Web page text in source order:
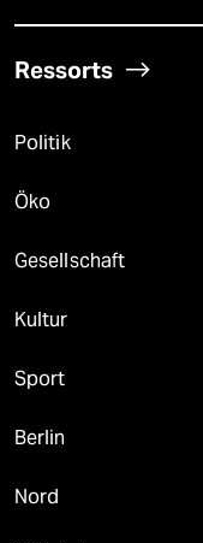
Ressorts
Politik
Öko
Gesellschaft
Kultur
Sport
Berlin
Nord